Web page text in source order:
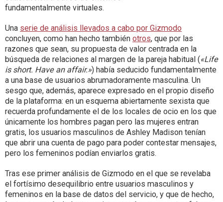
fundamentalmente virtuales.
Una serie de análisis llevados a cabo por Gizmodo
concluyen, como han hecho también otros, que por las
razones que sean, su propuesta de valor centrada en la
búsqueda de relaciones al margen de la pareja habitual («Life
is short. Have an affair.») había seducido fundamentalmente
a una base de usuarios abrumadoramente masculina. Un
sesgo que, además, aparece expresado en el propio diseño
de la plataforma: en un esquema abiertamente sexista que
recuerda profundamente el de los locales de ocio en los que
únicamente los hombres pagan pero las mujeres entran
gratis, los usuarios masculinos de Ashley Madison tenían
que abrir una cuenta de pago para poder contestar mensajes,
pero los femeninos podían enviarlos gratis.
Tras ese primer análisis de Gizmodo en el que se revelaba
el fortísimo desequilibrio entre usuarios masculinos y
femeninos en la base de datos del servicio, y que de hecho,